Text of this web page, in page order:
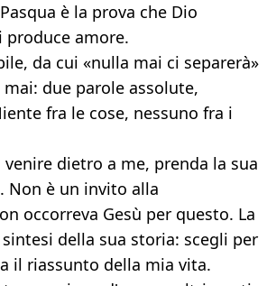
è la prova che Dio
produce amore.
da cui «nulla mai ci separerà»
mai: due parole assolute,
fra le cose, nessuno fra i
venire dietro a me, prenda la sua
Non è un invito alla
occorreva Gesù per questo. La
sintesi della sua storia: scegli per
il riassunto della mia vita.